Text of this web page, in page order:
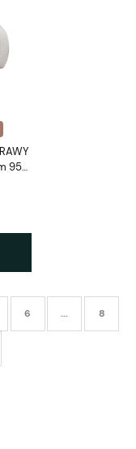
95
6 ... 8